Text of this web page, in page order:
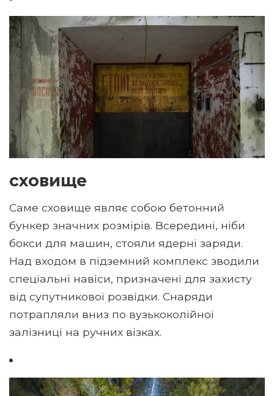
сховище
Саме сховище являє собою бетонний
бункер значних розмірів. Всередині, ніби
бокси для машин, стояли ядерні заряди.
Над входом в підземний комплекс зводили
спеціальні навіси, призначені для захисту
від супутникової розвідки. Снаряди
потрапляли вниз по вузькоколійної
залізниці на ручних візках.